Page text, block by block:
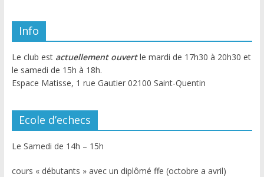
Info
Le club estactuellement ouvertle mardi de 17h30 à 20h30 et
le samedi de 15h à 18h.
Espace Matisse, 1 rue Gautier 02100 Saint-Quentin
Ecole d’echecs
Le Samedi de 14h – 15h
cours « débutants » avec un diplômé ffe (octobre a avril)